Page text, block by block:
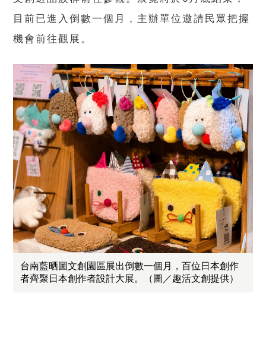
目前已進入倒數一個月，主辦單位邀請民眾把握
機會前往觀展。
台南藍晒圖文創園區展出倒數一個月，百位日本創作
者齊聚日本創作者設計大展。（圖／趣活文創提供）